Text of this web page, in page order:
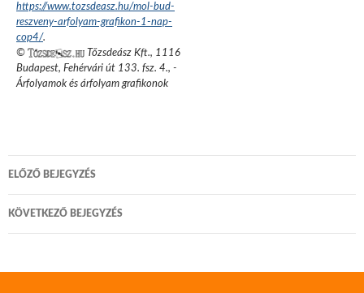
https://www.tozsdeasz.hu/mol-bud-
reszveny-arfolyam-grafikon-1-nap-
cop4/.
©
Tőzsdeász Kft., 1116
Budapest, Fehérvári út 133. fsz. 4., -
Árfolyamok és árfolyam grafikonok
Bejegyzés
navigáció
ELŐZŐ BEJEGYZÉS
KÖVETKEZŐ BEJEGYZÉS